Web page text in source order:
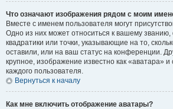
Что означают изображения рядом с моим
Вместе с именем пользователя могут
Одно из них может относиться к вашему званию,
квадратики или точки, указывающие на то,
оставили, или на ваш статус на конференции.
крупное, изображение известно как «аватара»
каждого пользователя.
Вернуться к началу
Как мне включить отображение аватары?